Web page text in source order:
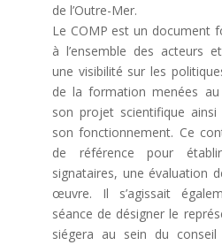
de l’Outre-Mer.
Le COMP est un document
à l’ensemble des acteurs
une visibilité sur les
de la formation menées au
son projet scientifique
son fonctionnement. Ce
de référence pour
signataires, une évaluation
œuvre. Il s’agissait
séance de désigner le
siégera au sein du conseil